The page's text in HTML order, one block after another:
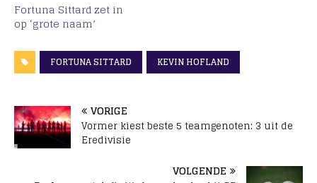
Fortuna Sittard zet in
op ‘grote naam’
FORTUNA SITTARD KEVIN HOFLAND
VORIGE
Vormer kiest beste 5 teamgenoten: 3 uit de
Eredivisie
VOLGENDE